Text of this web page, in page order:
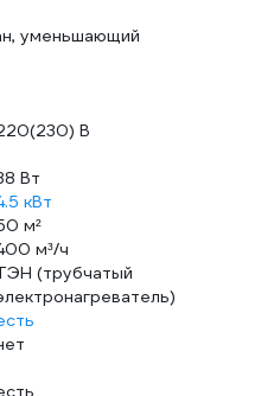
уменьшающий
В
Вт
кВт
м²
м³/ч
(трубчатый